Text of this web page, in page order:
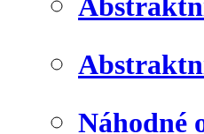
Náhodné